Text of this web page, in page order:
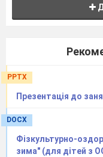
PPTX
Презентація до
DOCX
Фізкультурно-
зима" (для дітей з